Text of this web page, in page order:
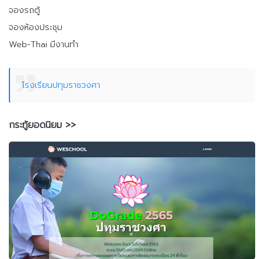
จองรถตู้
จองห้องประชุม
Web-Thai มีงานทำ
โรงเรียนปทุมราชวงศา
กระทู้ยอดนิยม >>